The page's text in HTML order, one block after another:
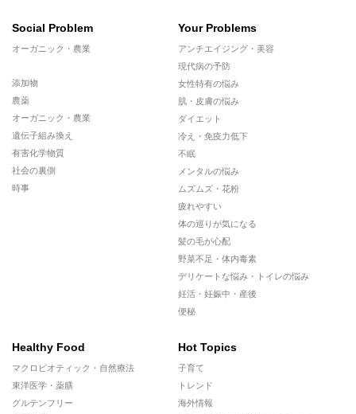
Social Problem
オーガニック・農業
添加物
農薬
オーガニック・農業
遺伝子組み換え
有害化学物質
社会の裏側
時事
Your Problems
アンチエイジング・美容
現代病の予防
女性特有の悩み
肌・皮膚の悩み
ダイエット
冷え・免疫力低下
不眠
メンタルの悩み
ムズムズ・花粉
疲れやすい
体の巡りが気になる
髪の毛が心配
野菜不足・体内毒素
デリケートな悩み・トイレの悩み
妊活・妊娠中・産後
便秘
Healthy Food
マクロビオティック・自然療法
東洋医学・薬膳
グルテンフリー
Hot Topics
子育て
トレンド
海外情報